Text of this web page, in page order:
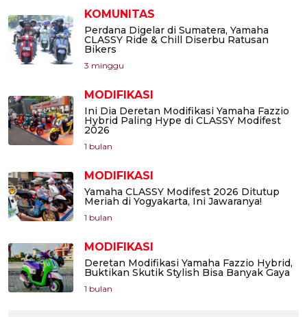
KOMUNITAS
Perdana Digelar di Sumatera, Yamaha
CLASSY Ride & Chill Diserbu Ratusan
Bikers
3 minggu
MODIFIKASI
Ini Dia Deretan Modifikasi Yamaha Fazzio
Hybrid Paling Hype di CLASSY Modifest
2026
1 bulan
MODIFIKASI
Yamaha CLASSY Modifest 2026 Ditutup
Meriah di Yogyakarta, Ini Jawaranya!
1 bulan
MODIFIKASI
Deretan Modifikasi Yamaha Fazzio Hybrid,
Buktikan Skutik Stylish Bisa Banyak Gaya
1 bulan